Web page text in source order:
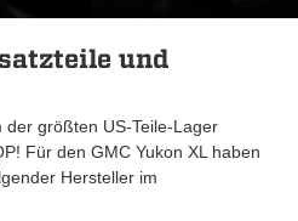
und
der größten US-Teile-Lager
Für den GMC Yukon XL haben
Hersteller im